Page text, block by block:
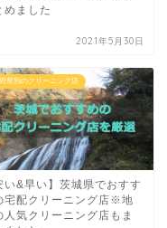
めました
2021年5月30日
県別のクリーニング店
い&早い】茨城県でおすす
宅配クリーニング店※地
人気クリーニング店もま